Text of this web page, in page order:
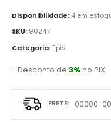
Disponibilidade: 4 em
SKU: 90247
Categoria: Epis
- Desconto de 3%no PIX